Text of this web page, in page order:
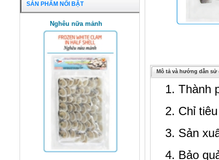
Mô tả và hướng dẫn sử
1. Thành
2. Chỉ
3. Sản
4. Bảo
SẢN PHẨM NỔI BẬT
Nghêu nữa mảnh